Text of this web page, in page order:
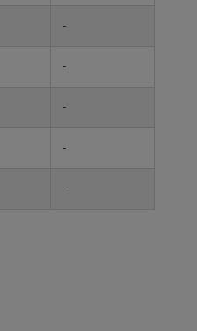
-
-
-
-
-